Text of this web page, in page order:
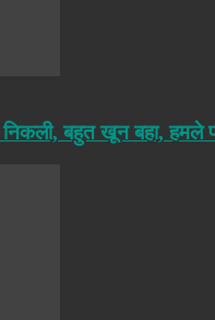
निकली, बहुत खून बहा, हमले